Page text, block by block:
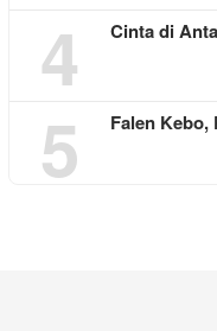
4 Cinta di
5 Falen